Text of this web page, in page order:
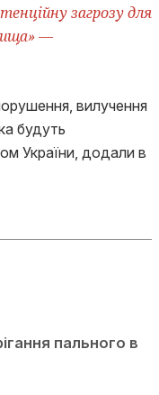
загрозу для
—
вилучення
будуть
України, додали в
пального в